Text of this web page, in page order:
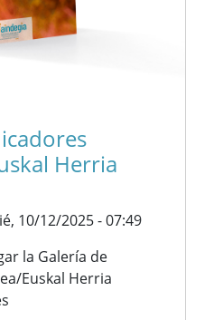
Herria
10/12/2025 - 07:49
la Galería de
Euskal Herria